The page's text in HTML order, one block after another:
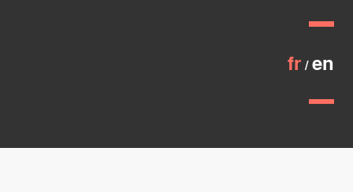
fr en